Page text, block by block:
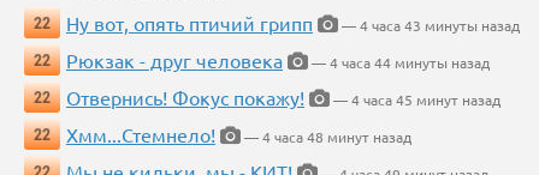
22
Ну вот, опять птичий грипп
— 4 часа 43 минуты назад
22
Рюкзак - друг человека
— 4 часа 44 минуты назад
22
Отвернись! Фокус покажу!
— 4 часа 45 минут назад
22
Хмм...Стемнело!
— 4 часа 48 минут назад